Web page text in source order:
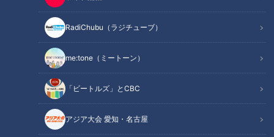
RadiChubu（ラジチューブ）
me:tone（ミートーン）
「ビートルズ」とCBC
アジア大会 愛知・名古屋
群馬県の歴史や文化、温泉、食、産業など、幅広い情報を掲載
しており、「群馬県をより深く知っていただき、群馬県をより
好きになっていただくことをコンセプトに作成した」と池田さ
特徴的なのが、県内35市町村ごとに用意されたオリジナルス
タンプです。各地を巡ってスタンプを集めることができ、すべ
て集めると県庁で“シークレットスタンプ”を押してもらえる仕